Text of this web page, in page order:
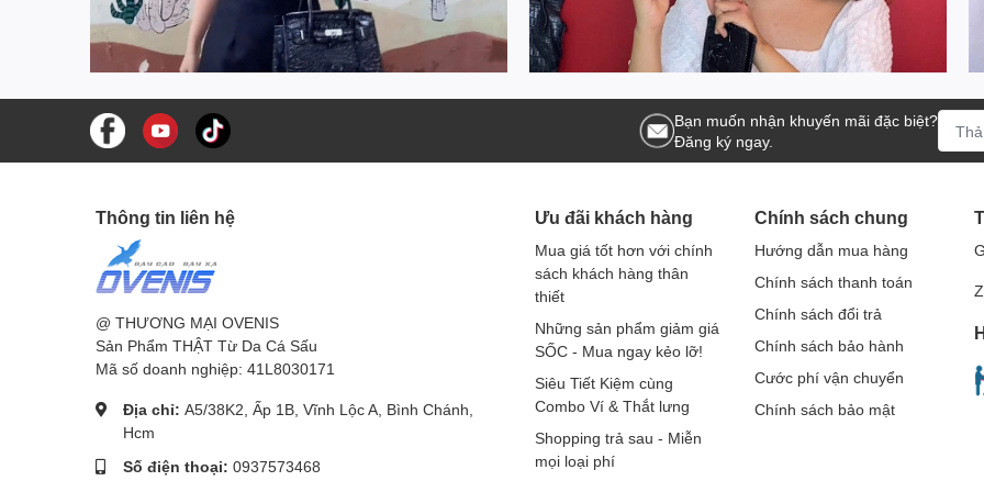
Bạn muốn nhận khuyến mãi đặc biệt?
Đăng ký ngay.
Thông tin liên hệ
@ THƯƠNG MẠI OVENIS
Sản Phẩm THẬT Từ Da Cá Sấu
Mã số doanh nghiệp: 41L8030171
Địa chỉ: A5/38K2, Ấp 1B, Vĩnh Lộc A, Bình Chánh,
Hcm
Số điện thoại: 0937573468
Ưu đãi khách hàng
Mua giá tốt hơn với chính
sách khách hàng thân
thiết
Những sản phẩm giảm giá
SỐC - Mua ngay kẻo lỡ!
Siêu Tiết Kiệm cùng
Combo Ví & Thắt lưng
Shopping trả sau - Miễn
mọi loại phí
Chính sách chung
Hướng dẫn mua hàng
Chính sách thanh toán
Chính sách đổi trả
Chính sách bảo hành
Cước phí vận chuyển
Chính sách bảo mật